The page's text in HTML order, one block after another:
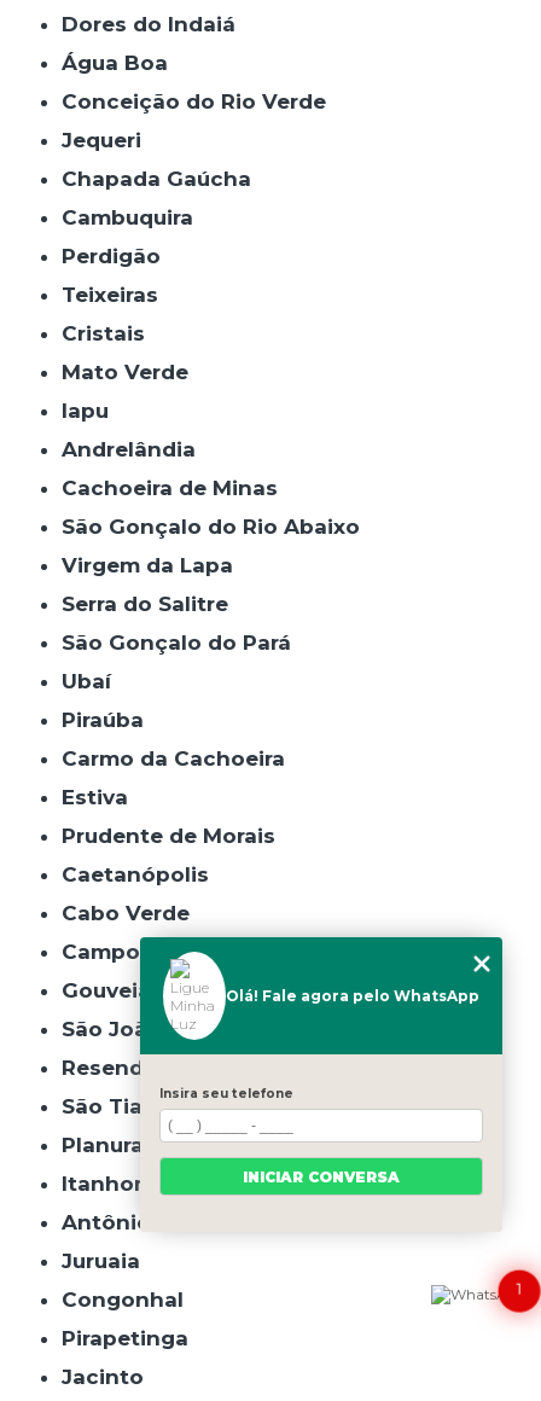
Dores do Indaiá
Água Boa
Conceição do Rio Verde
Jequeri
Chapada Gaúcha
Cambuquira
Perdigão
Teixeiras
Cristais
Mato Verde
Iapu
Andrelândia
Cachoeira de Minas
São Gonçalo do Rio Abaixo
Virgem da Lapa
Serra do Salitre
São Gonçalo do Pará
Ubaí
Piraúba
Carmo da Cachoeira
Estiva
Prudente de Morais
Caetanópolis
Cabo Verde
Campo do Meio
Gouveia
São João do Manhuaçu
Resende Costa
São Tiago
Planura
Itanhomi
Antônio Carlos
Juruaia
Congonhal
Pirapetinga
Jacinto
1
Olá! Fale agora pelo WhatsApp
Insira seu telefone
INICIAR CONVERSA